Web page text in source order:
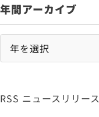
年間アーカイブ
RSS ニュースリリース